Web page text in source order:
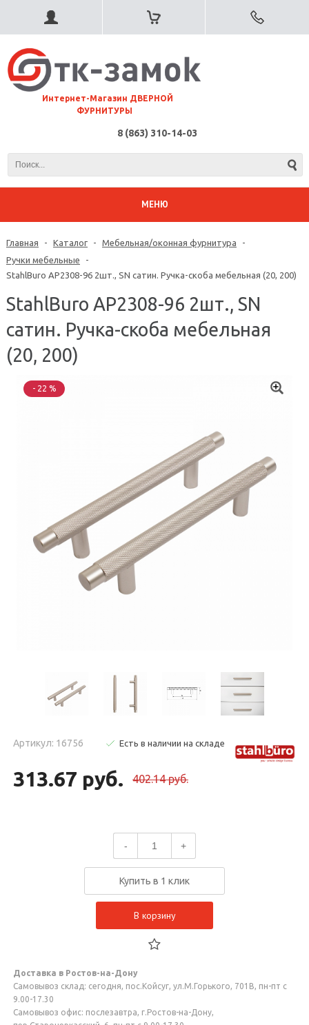
⠀Интернет-Магазин ДВЕРНОЙ
ФУРНИТУРЫ
8 (863) 310-14-03
МЕНЮ
Главная - Каталог - Мебельная/оконная фурнитура
-
Ручки мебельные
-
StahlBuro AP2308-96 2шт., SN сатин. Ручка-скоба мебельная (20, 200)
StahlBuro AP2308-96 2шт., SN
сатин. Ручка-скоба мебельная
(20, 200)
- 22 %
Артикул: 16756 Есть в наличии на складе
313.67 руб. 402.14 руб.
- +
Купить в 1 клик
В корзину
Доставка в Ростов-на-Дону
Самовывоз склад: сегодня, пос.Койсуг, ул.М.Горького, 701В, пн-пт с
9.00-17.30
Самовывоз офис: послезавтра, г.Ростов-на-Дону,